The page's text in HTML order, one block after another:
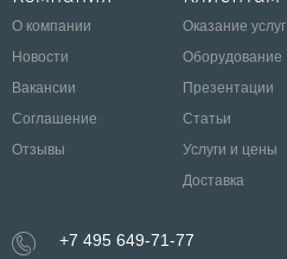
О компании
Новости
Вакансии
Соглашение
Отзывы
Оказание услуг
Оборудование
Презентации
Статьи
Услуги и цены
Доставка
+7 495 649-71-77